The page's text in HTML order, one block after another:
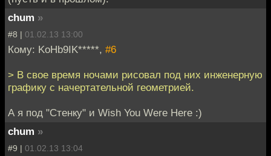
chum »
#8 | 01.02.13 13:00
Кому: KoHb9IK*****, #6
> В свое время ночами рисовал под них инженерную
графику с начертательной геометрией.
А я под "Стенку" и Wish You Were Here :)
chum »
#9 | 01.02.13 13:04